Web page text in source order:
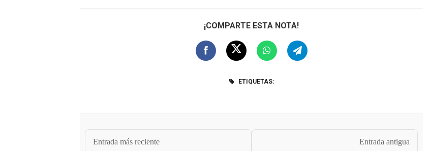
¡COMPARTE ESTA NOTA!
ETIQUETAS:
Entrada más reciente Entrada antigua